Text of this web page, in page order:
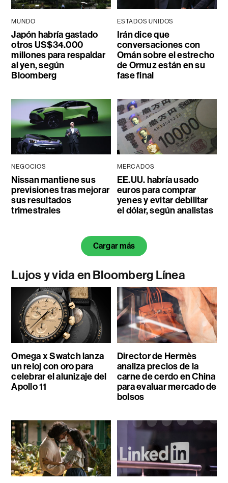
MUNDO
Japón habría gastado
otros US$34.000
millones para respaldar
al yen, según
Bloomberg
ESTADOS UNIDOS
Irán dice que
conversaciones con
Omán sobre el estrecho
de Ormuz están en su
fase final
NEGOCIOS
Nissan mantiene sus
previsiones tras mejorar
sus resultados
trimestrales
MERCADOS
EE.UU. habría usado
euros para comprar
yenes y evitar debilitar
el dólar, según analistas
Cargar más
Lujos y vida en Bloomberg Línea
Omega x Swatch lanza
un reloj con oro para
celebrar el alunizaje del
Apollo 11
Director de Hermès
analiza precios de la
carne de cerdo en China
para evaluar mercado de
bolsos